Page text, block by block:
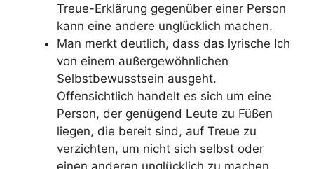
Treue-Erklärung gegenüber einer Person
kann eine andere unglücklich machen.
Man merkt deutlich, dass das lyrische Ich
von einem außergewöhnlichen
Selbstbewusstsein ausgeht.
Offensichtlich handelt es sich um eine
Person, der genügend Leute zu Füßen
liegen, die bereit sind, auf Treue zu
verzichten, um nicht sich selbst oder
einen anderen unglücklich zu machen.